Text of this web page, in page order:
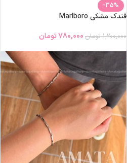
-35%
فندک مشکی Marlboro
1,200,000 تومان 780,000تومان